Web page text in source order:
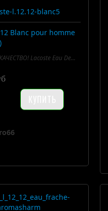
Blanc pour homme
Lacoste Eau De...